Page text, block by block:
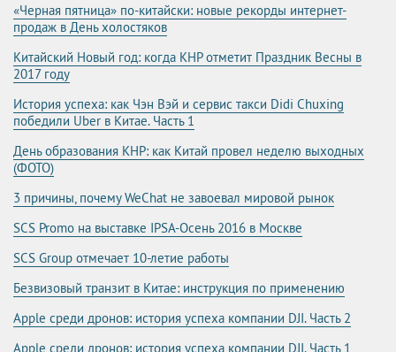
«Черная пятница» по-китайски: новые рекорды интернет-
продаж в День холостяков
Китайский Новый год: когда КНР отметит Праздник Весны в
2017 году
История успеха: как Чэн Вэй и сервис такси Didi Chuxing
победили Uber в Китае. Часть 1
День образования КНР: как Китай провел неделю выходных
(ФОТО)
3 причины, почему WeChat не завоевал мировой рынок
SCS Promo на выставке IPSA-Осень 2016 в Москве
SCS Group отмечает 10-летие работы
Безвизовый транзит в Китае: инструкция по применению
Apple среди дронов: история успеха компании DJI. Часть 2
Apple среди дронов: история успеха компании DJI. Часть 1